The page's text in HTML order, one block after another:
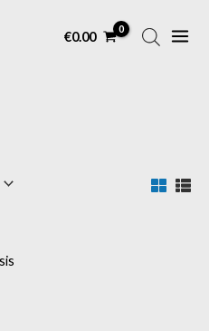
€0.00
MENU